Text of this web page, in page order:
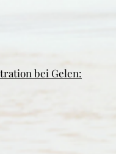
bei Gelen: